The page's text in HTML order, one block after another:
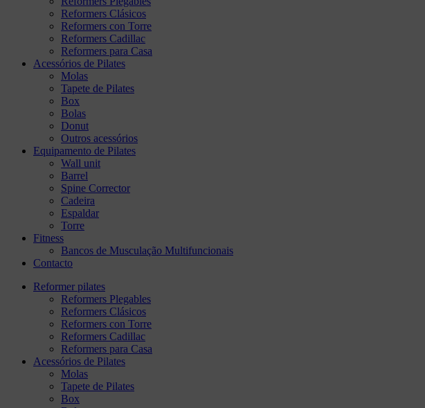
Reformers Clásicos
Reformers con Torre
Reformers Cadillac
Reformers para Casa
Acessórios de Pilates
Molas
Tapete de Pilates
Box
Bolas
Donut
Outros acessórios
Equipamento de Pilates
Wall unit
Barrel
Spine Corrector
Cadeira
Espaldar
Torre
Fitness
Bancos de Musculação Multifuncionais
Contacto
Reformer pilates
Reformers Plegables
Reformers Clásicos
Reformers con Torre
Reformers Cadillac
Reformers para Casa
Acessórios de Pilates
Molas
Tapete de Pilates
Box